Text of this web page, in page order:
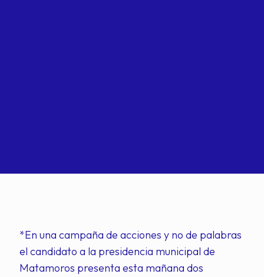
*En una campaña de acciones y no de palabras
el candidato a la presidencia municipal de
Matamoros presenta esta mañana dos